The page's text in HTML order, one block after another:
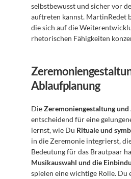
selbstbewusst und sicher vor
auftreten kannst. MartinRedet
die sich auf die
rhetorischen Fähigkeiten
Ablaufplanung
Die Zeremoniengestaltung
entscheidend für eine
lernst, wie Du Rituale und
in die Zeremonie integrierst,
Musikauswahl und die
spielen eine wichtige Rolle. Du